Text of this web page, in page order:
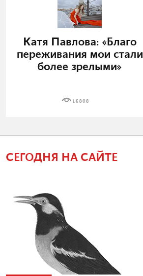
Катя Павлова: «Благо
переживания мои стали
более зрелыми»
16808
СЕГОДНЯ НА САЙТЕ